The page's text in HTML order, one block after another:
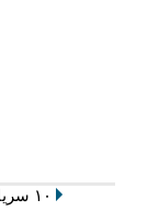
۱۰ سریال مشابه چیزهای عجیب که ارزش تماشا دارند